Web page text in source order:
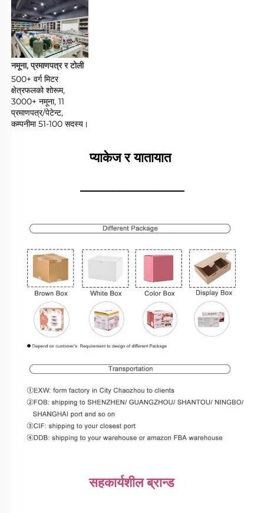
नमूना, प्रमाणपत्र र टोली
500+ वर्ग मिटर
क्षेत्रफलको शोरूम,
3000+ नमूना, 11
प्रमाणपत्र/पेटेन्ट,
प्याकेज र यातायात
________________
सहकार्यशील ब्रान्ड